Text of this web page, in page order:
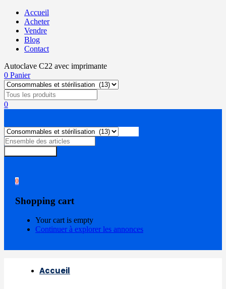
Accueil
Acheter
Vendre
Blog
Contact
Autoclave C22 avec imprimante
0 Panier
0
0
Shopping cart
Your cart is empty
Continuer à explorer les annonces
Accueil